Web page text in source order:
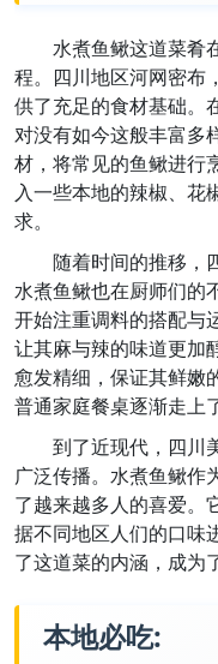
水煮鱼鳅这道菜肴
程。四川地区河网密布
供了充足的食材基础。
对没有如今这般丰富多
材，将常见的鱼鳅进行
入一些本地的辣椒、花
求。
随着时间的推移，
水煮鱼鳅也在厨师们的
开始注重调料的搭配与
让其麻与辣的味道更加
愈发精细，保证其鲜嫩
普通家庭餐桌逐渐走上
到了近现代，四川
广泛传播。水煮鱼鳅作
了越来越多人的喜爱。
据不同地区人们的口味
了这道菜的内涵，成为
本地必吃: